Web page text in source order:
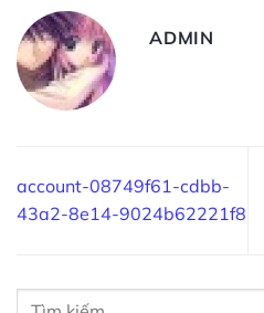
ADMIN
account-08749f61-cdbb-
43a2-8e14-9024b62221f8